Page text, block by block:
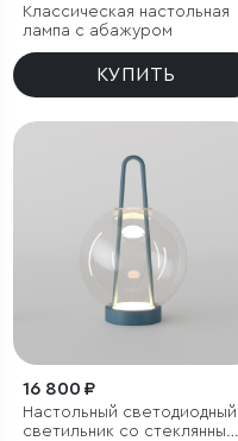
Классическая настольная
лампа с абажуром
КУПИТЬ
16 800 ₽
Настольный светодиодный
светильник со стеклянным